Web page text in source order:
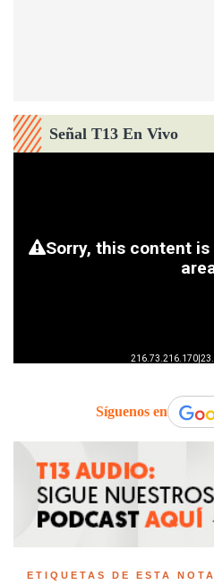
Señal T13 En Vivo
Síguenos en
ETIQUETAS DE ESTA NOTA